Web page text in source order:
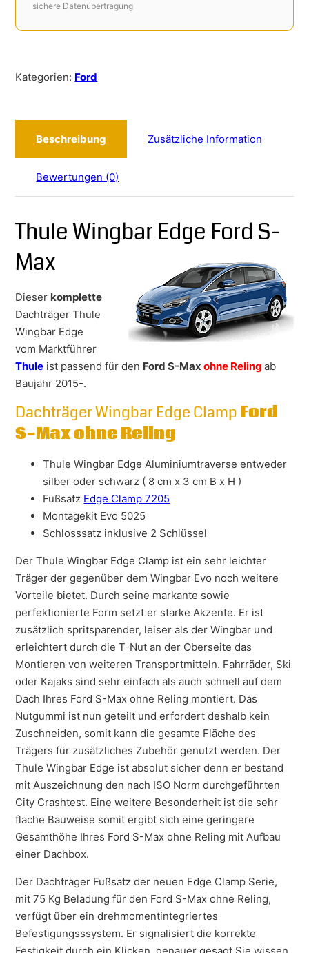
sichere Datenübertragung
Kategorien: Ford
Beschreibung Zusätzliche Information
Bewertungen (0)
Thule Wingbar Edge Ford S-
Max
Dieser komplette
Dachträger Thule
Wingbar Edge
vom Marktführer
Thule ist passend für den Ford S-Maxohne Relingab
Baujahr 2015-.
Dachträger Wingbar Edge ClampFord
S-Max ohne Reling
Thule Wingbar Edge Aluminiumtraverse entweder
silber oder schwarz ( 8 cm x 3 cm B x H )
Fußsatz Edge Clamp 7205
Montagekit Evo 5025
Schlosssatz inklusive 2 Schlüssel
Der Thule Wingbar Edge Clamp ist ein sehr leichter
Träger der gegenüber dem Wingbar Evo noch weitere
Vorteile bietet. Durch seine markante sowie
perfektionierte Form setzt er starke Akzente. Er ist
zusätzlich spritsparender, leiser als der Wingbar und
erleichtert durch die T-Nut an der Oberseite das
Montieren von weiteren Transportmitteln. Fahrräder, Ski
oder Kajaks sind sehr einfach als auch schnell auf dem
Dach Ihres Ford S-Max ohne Reling montiert. Das
Nutgummi ist nun geteilt und erfordert deshalb kein
Zuschneiden, somit kann die gesamte Fläche des
Trägers für zusätzliches Zubehör genutzt werden. Der
Thule Wingbar Edge ist absolut sicher denn er bestand
mit Auszeichnung den nach ISO Norm durchgeführten
City Crashtest. Eine weitere Besonderheit ist die sehr
flache Bauweise somit ergibt sich eine geringere
Gesamthöhe Ihres Ford S-Max ohne Reling mit Aufbau
einer Dachbox.
Der Dachträger Fußsatz der neuen Edge Clamp Serie,
mit 75 Kg Beladung für den Ford S-Max ohne Reling,
verfügt über ein drehmomentintegriertes
Befestigungsssystem. Er signalisiert die korrekte